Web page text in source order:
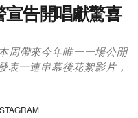
告開唱獻驚喜
周帶來今年唯一一場公開
表一連串幕後花絮影片，